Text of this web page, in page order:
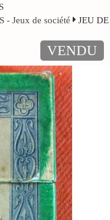
- Jeux de société
JEU DE
VENDU